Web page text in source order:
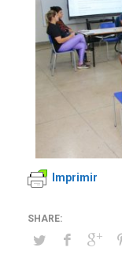
Imprimir